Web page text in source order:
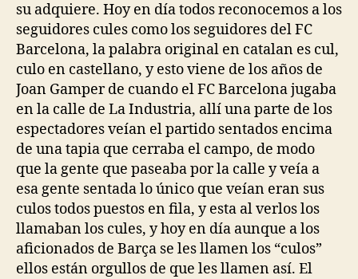
su adquiere. Hoy en día todos reconocemos a los
seguidores cules como los seguidores del FC
Barcelona, la palabra original en catalan es cul,
culo en castellano, y esto viene de los años de
Joan Gamper de cuando el FC Barcelona jugaba
en la calle de La Industria, allí una parte de los
espectadores veían el partido sentados encima
de una tapia que cerraba el campo, de modo
que la gente que paseaba por la calle y veía a
esa gente sentada lo único que veían eran sus
culos todos puestos en fila, y esta al verlos los
llamaban los cules, y hoy en día aunque a los
aficionados de Barça se les llamen los “culos”
ellos están orgullos de que les llamen así. El